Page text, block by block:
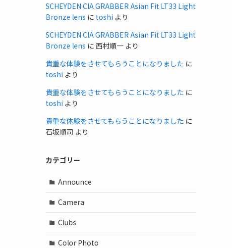
SCHEYDEN CIA GRABBER Asian Fit LT33 Light
Bronze lens に toshi より
SCHEYDEN CIA GRABBER Asian Fit LT33 Light
Bronze lens に 西村順一 より
貴重な体験をさせてもらうことになりました に
toshi より
貴重な体験をさせてもらうことになりました に
toshi より
貴重な体験をさせてもらうことになりました に
石坂順司 より
カテゴリー
Announce
Camera
Clubs
Color Photo